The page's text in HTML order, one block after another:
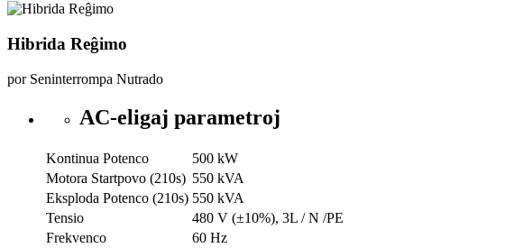
Hibrida Reĝimo
por Seninterrompa Nutrado
AC-eligaj parametroj
Kontinua Potenco
500 kW
Motora Startpovo (210s) 550 kVA
Eksploda Potenco (210s) 550 kVA
Tensio
480 V (±10%), 3L / N /PE
Frekvenco
60 Hz